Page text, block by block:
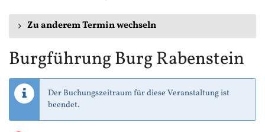
Zu anderem Termin wechseln
Burgführung Burg Rabenstein
Der Buchungszeitraum für diese Veranstaltung ist
beendet.